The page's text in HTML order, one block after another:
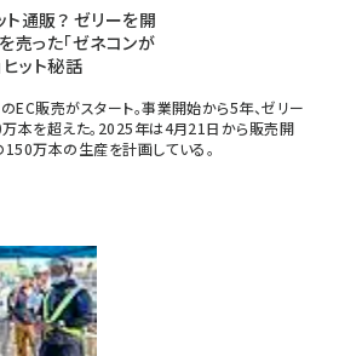
通販？ ゼリーを開
売った「ゼネコンが
ヒット秘話
EC販売がスタート。事業開始から5年、ゼリー
本を超えた。2025年は4月21日から販売開
万本の生産を計画している。